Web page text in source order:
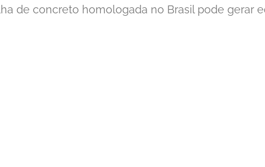
de concreto homologada no Brasil pode gerar